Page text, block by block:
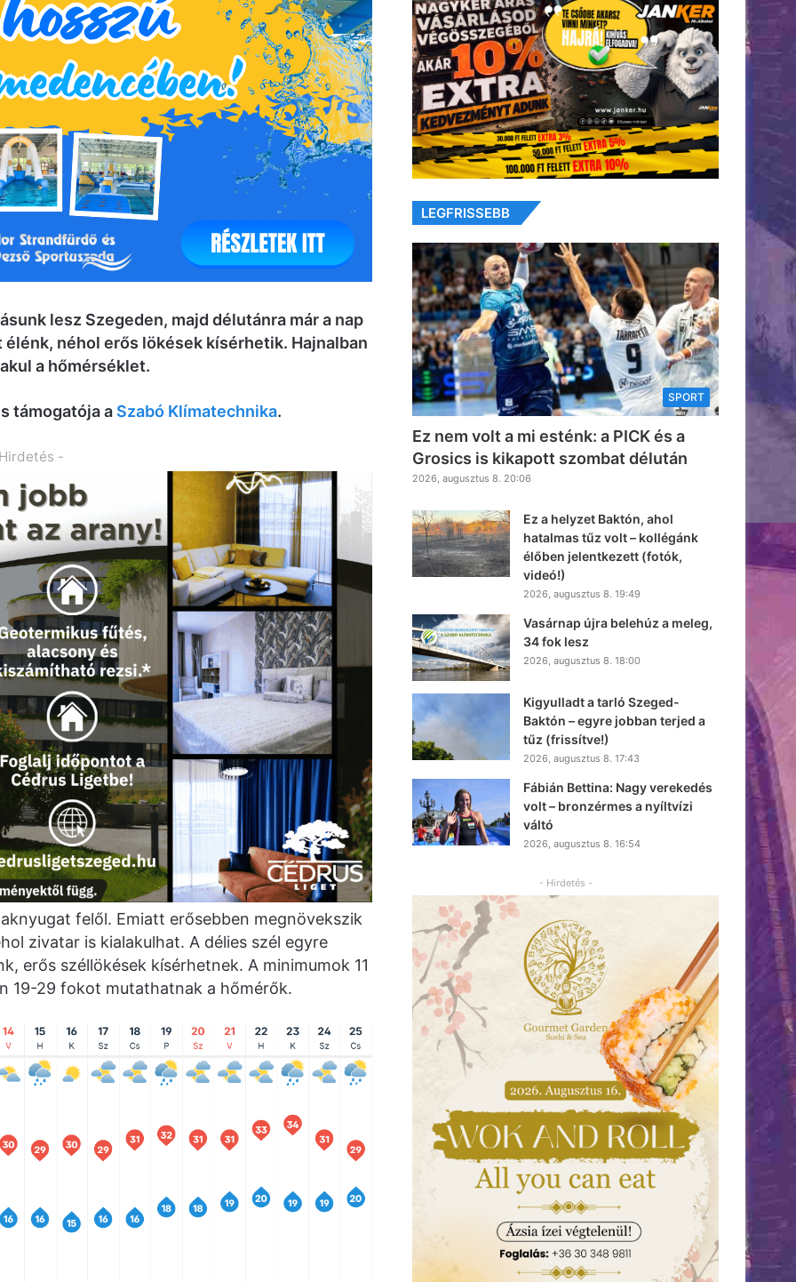
lesz Szegeden, majd délutánra már a nap
néhol erős lökések kísérhetik. Hajnalban
a hőmérséklet.
támogatója a Szabó Klímatechnika.
-
felől. Emiatt erősebben megnövekszik
zivatar is kialakulhat. A délies szél egyre
erős széllökések kísérhetnek. A minimumok 11
19-29 fokot mutathatnak a hőmérők.
LEGFRISSEBB
SPORT
Ez nem volt a mi esténk: a PICK és a
Grosics is kikapott szombat délután
2026, augusztus 8. 20:06
Ez a helyzet Baktón, ahol
hatalmas tűz volt – kollégánk
élőben jelentkezett (fotók,
videó!)
2026, augusztus 8. 19:49
Vasárnap újra belehúz a meleg,
34 fok lesz
2026, augusztus 8. 18:00
Kigyulladt a tarló Szeged-
Baktón – egyre jobban terjed a
tűz (frissítve!)
2026, augusztus 8. 17:43
Fábián Bettina: Nagy verekedés
volt – bronzérmes a nyíltvízi
váltó
2026, augusztus 8. 16:54
- Hirdetés -